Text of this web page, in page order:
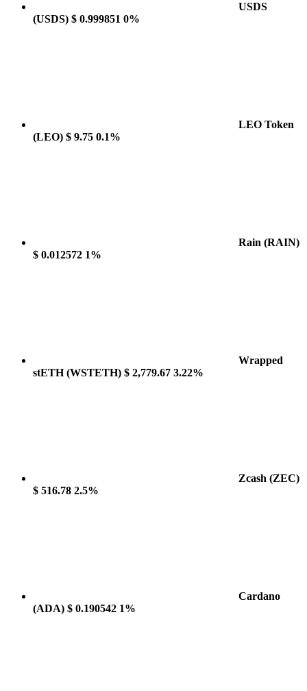
USDS
(USDS) $ 0.999851 0%
LEO Token
(LEO) $ 9.75 0.1%
Rain (RAIN)
$ 0.012572 1%
Wrapped
stETH(WSTETH) $ 2,779.67 3.22%
Zcash (ZEC)
$ 516.78 2.5%
Cardano
(ADA) $ 0.190542 1%